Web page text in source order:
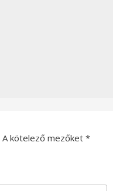
A kötelező mezőket *